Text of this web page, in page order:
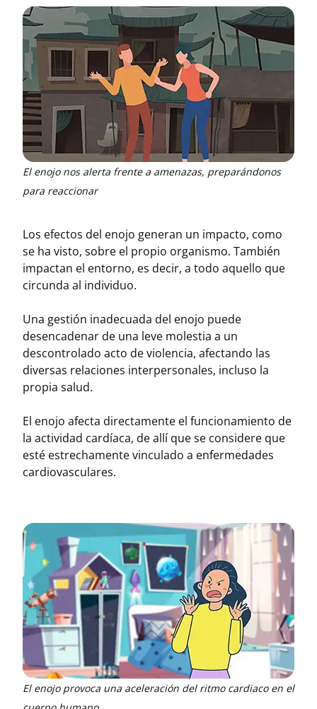
El enojo nos alerta frente a amenazas, preparándonos
para reaccionar
Los efectos del enojo generan un impacto, como
se ha visto, sobre el propio organismo. También
impactan el entorno, es decir, a todo aquello que
circunda al individuo.
Una gestión inadecuada del enojo puede
desencadenar de una leve molestia a un
descontrolado acto de violencia, afectando las
diversas relaciones interpersonales, incluso la
propia salud.
El enojo afecta directamente el funcionamiento de
la actividad cardíaca, de allí que se considere que
esté estrechamente vinculado a enfermedades
cardiovasculares.
El enojo provoca una aceleración del ritmo cardiaco en el